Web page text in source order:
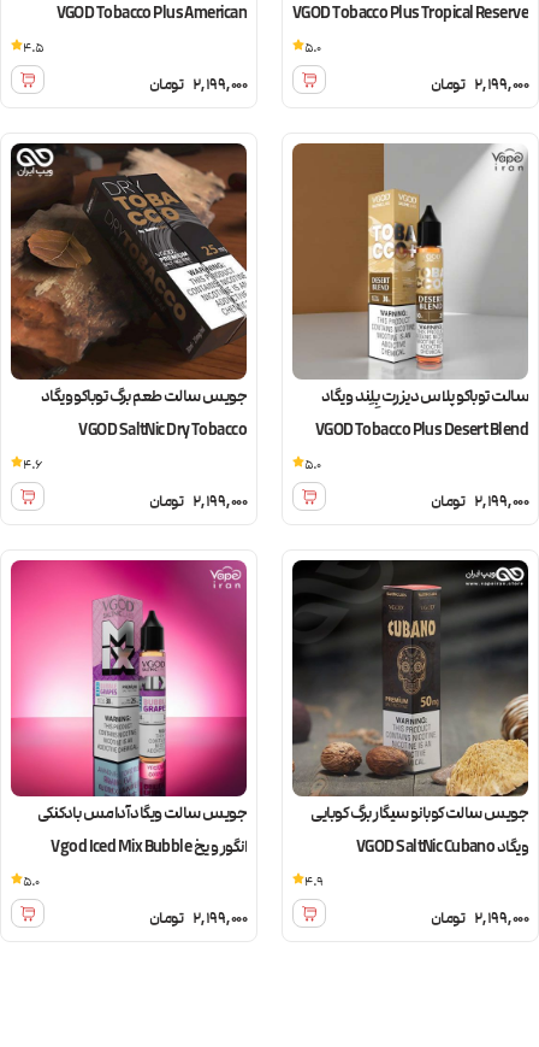
VGOD Tobacco Plus Tropical Reserve
2,199,000 تومان
5.0
VGOD Tobacco Plus American
2,199,000 تومان
4.5
سالت توباکو پلاس دیزرت بِلِند ویگاد
VGOD Tobacco Plus Desert Blend
2,199,000 تومان
5.0
جویس سالت طعم برگ توباکو ویگاد
VGOD SaltNic Dry Tobacco
2,199,000 تومان
4.6
جویس سالت کوبانو سیگار برگ کوبایی
ویگاد VGOD SaltNic Cubano
2,199,000 تومان
4.9
جویس سالت ویگاد آدامس بادکنکی
انگور و یخ Vgod Iced Mix Bubble
2,199,000 تومان
5.0